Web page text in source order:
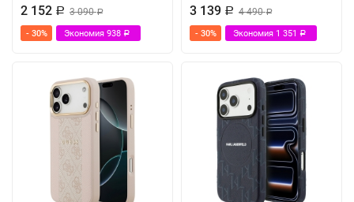
2 152 Р 3 090Р
- 30% Экономия 938 Р
3 139 Р 4 490Р
- 30% Экономия 1 351 Р